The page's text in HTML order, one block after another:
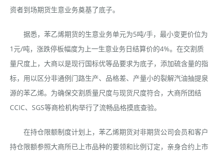
资者到场期货生意业务奠基了底子。
据悉，苯乙烯期货的生意业务单元为5吨/手，最小变更价位为
1元/吨，涨跌停板幅度为上一生意业务日结算价的4%。在交割质
量尺度上，大商以是现行国标优等品要求为底子，添加硫含量的指
标，用以区分非通例门路生产、品格差、产量小的裂解汽油抽提泉
源的苯乙烯。为确保交割质量尺度与现货尺度符合，大商所团结
CCIC、SGS等商检机构举行了流畅品格摸底查验。
在持仓限额制度计划上，苯乙烯期货对非期货公司会员和客户
持仓限额参照大商所已上市品种的要领和比例订定，亲身合约上市